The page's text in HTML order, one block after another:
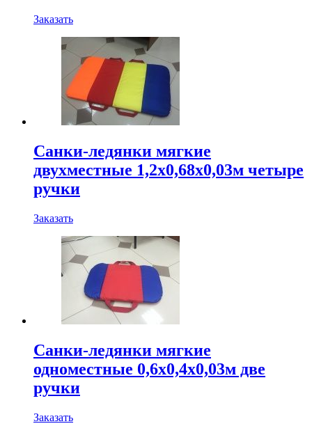
Заказать
Санки-ледянки мягкие
двухместные 1,2х0,68х0,03м четыре
ручки
Заказать
Санки-ледянки мягкие
одноместные 0,6х0,4х0,03м две
ручки
Заказать